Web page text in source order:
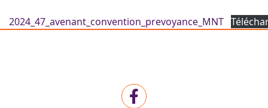
2024_47_avenant_convention_prevoyance_MNT